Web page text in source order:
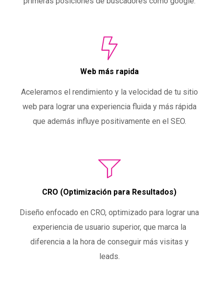
Web más rapida
Aceleramos el rendimiento y la velocidad de tu sitio
web para lograr una experiencia fluida y más rápida
que además influye positivamente en el SEO.
CRO (Optimización para Resultados)
Diseño enfocado en CRO, optimizado para lograr una
experiencia de usuario superior, que marca la
diferencia a la hora de conseguir más visitas y
leads.